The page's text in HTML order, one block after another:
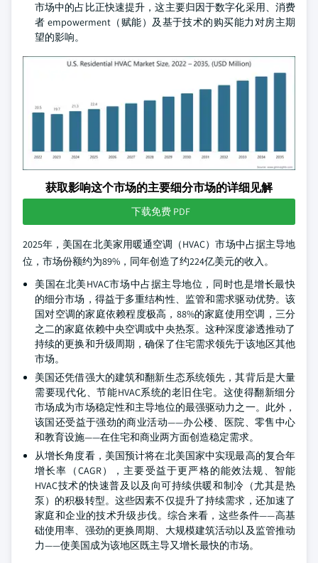
市场中的占比正快速提升，这主要归因于数字化采用、消费
者 empowerment（赋能）及基于技术的购买能力对房主期
望的影响。
获取影响这个市场的主要细分市场的详细见解
下载免费 PDF
2025年，美国在北美家用暖通空调（HVAC）市场中占据主导地
位，市场份额约为89%，同年创造了约224亿美元的收入。
美国在北美HVAC市场中占据主导地位，同时也是增长最快
的细分市场，得益于多重结构性、监管和需求驱动优势。该
国对空调的家庭依赖程度极高，88%的家庭使用空调，三分
之二的家庭依赖中央空调或中央热泵。这种深度渗透推动了
持续的更换和升级周期，确保了住宅需求领先于该地区其他
市场。
美国还凭借强大的建筑和翻新生态系统领先，其背后是大量
需要现代化、节能HVAC系统的老旧住宅。这使得翻新细分
市场成为市场稳定性和主导地位的最强驱动力之一。此外，
该国还受益于强劲的商业活动——办公楼、医院、零售中心
和教育设施——在住宅和商业两方面创造稳定需求。
从增长角度看，美国预计将在北美国家中实现最高的复合年
增长率（CAGR），主要受益于更严格的能效法规、智能
HVAC技术的快速普及以及向可持续供暖和制冷（尤其是热
泵）的积极转型。这些因素不仅提升了持续需求，还加速了
家庭和企业的技术升级步伐。综合来看，这些条件——高基
础使用率、强劲的更换周期、大规模建筑活动以及监管推动
力——使美国成为该地区既主导又增长最快的市场。